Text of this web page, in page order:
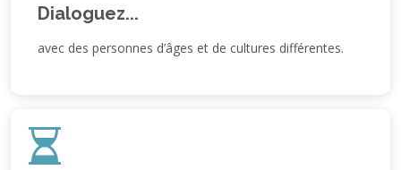
Dialoguez...
avec des personnes d’âges et de cultures différentes.